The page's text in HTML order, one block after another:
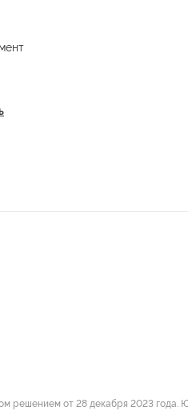
решением от 28 декабря 2023 года.